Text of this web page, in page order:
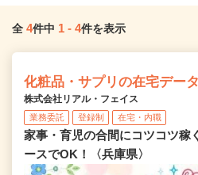
全 4件中 1 - 4件を表示
化粧品・サプリの在宅デー
株式会社リアル・フェイス
業務委託 登録制 在宅・内職
家事・育児の合間にコツコツ稼
ースでOK！〈兵庫県〉